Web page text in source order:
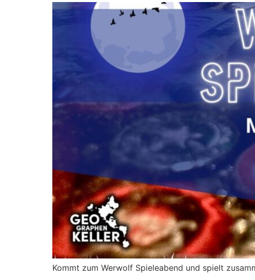
Kommt zum Werwolf Spieleabend und spielt